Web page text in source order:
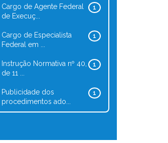
1
Cargo de Agente Federal
de Execuç...
1
Cargo de Especialista
Federal em ...
1
Instrução Normativa nº 40,
de 11 ...
1
Publicidade dos
procedimentos ado...